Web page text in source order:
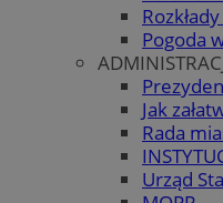
Pogoda
Jak
Rada
Urząd